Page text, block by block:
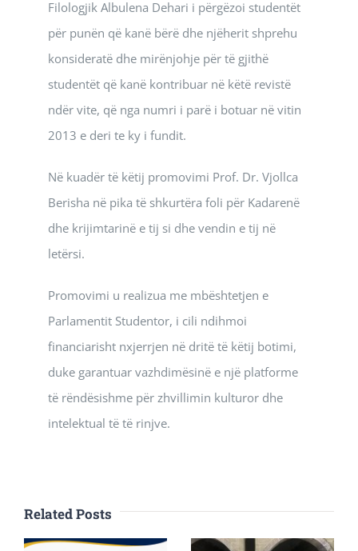
Filologjik Albulena Dehari i përgëzoi studentët
për punën që kanë bërë dhe njëherit shprehu
konsideratë dhe mirënjohje për të gjithë
studentët që kanë kontribuar në këtë revistë
ndër vite, që nga numri i parë i botuar në vitin
2013 e deri te ky i fundit.
Në kuadër të këtij promovimi Prof. Dr. Vjollca
Berisha në pika të shkurtëra foli për Kadarenë
dhe krijimtarinë e tij si dhe vendin e tij në
letërsi.
Promovimi u realizua me mbështetjen e
Parlamentit Studentor, i cili ndihmoi
financiarisht nxjerrjen në dritë të këtij botimi,
duke garantuar vazhdimësinë e një platforme
të rëndësishme për zhvillimin kulturor dhe
intelektual të të rinjve.
Related Posts